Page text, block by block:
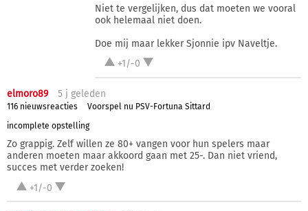
Niet te vergelijken, dus dat moeten we vooral
ook helemaal niet doen.
Doe mij maar lekker Sjonnie ipv Naveltje.
+1/-0
elmoro89 5 j geleden
116 nieuwsreacties
Voorspel nu PSV-Fortuna Sittard
incomplete opstelling
Zo grappig. Zelf willen ze 80+ vangen voor hun spelers maar
anderen moeten maar akkoord gaan met 25-. Dan niet vriend,
succes met verder zoeken!
+1/-0